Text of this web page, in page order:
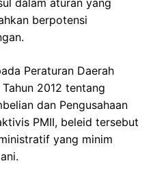
berpotensi
Peraturan Daerah
2012 tentang
dan Pengusahaan
PMII, beleid tersebut
yang minim